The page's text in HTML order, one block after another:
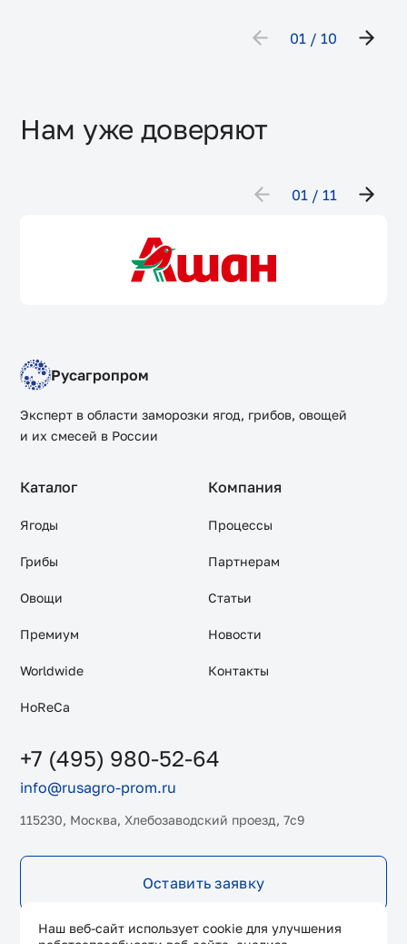
01 10
Нам уже доверяют
01 11
Русагропром
Эксперт в области заморозки ягод, грибов, овощей
и их смесей в России
Каталог
Ягоды
Грибы
Овощи
Премиум
Worldwide
HoReCa
Компания
Процессы
Партнерам
Статьи
Новости
Контакты
+7 (495) 980-52-64
info@rusagro-prom.ru
115230, Москва, Хлебозаводский проезд, 7с9
Оставить заявку
Наш веб-сайт использует cookie для улучшения